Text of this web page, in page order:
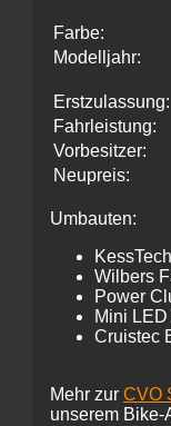
Farbe:
Modelljahr:
Erstzulassung:
Fahrleistung:
Vorbesitzer:
Neupreis:
Umbauten:
Wilbers
Power
Mini
Cruistec
Mehr zur CVO
unserem Bike-